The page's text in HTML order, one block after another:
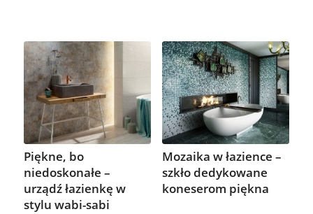
Piękne, bo
niedoskonałe –
urządź łazienkę w
stylu wabi-sabi
Mozaika w łazience –
szkło dedykowane
koneserom piękna